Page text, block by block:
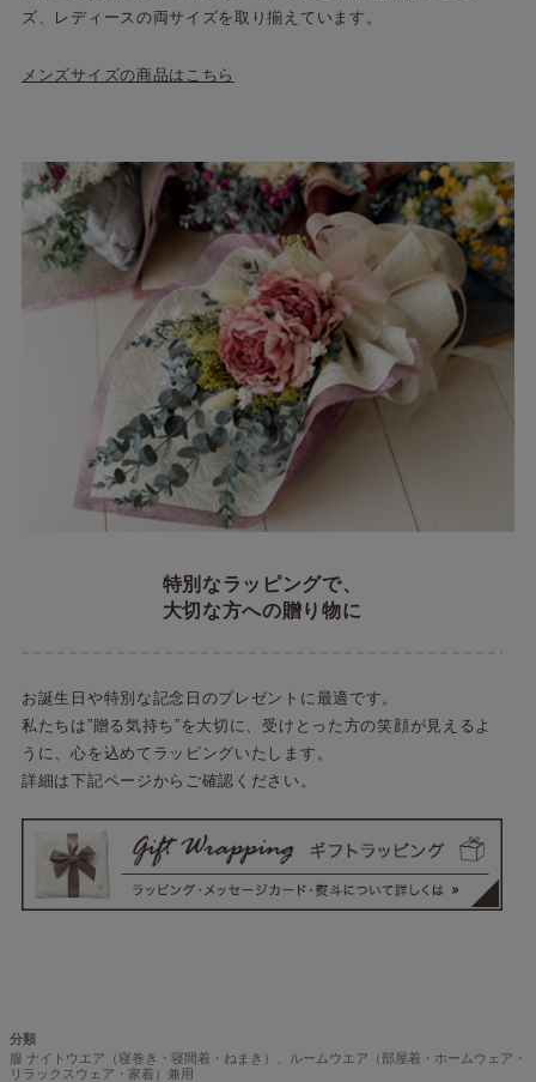
ズ、レディースの両サイズを取り揃えています。
メンズサイズの商品はこちら
特別なラッピングで、
大切な方への贈り物に
お誕生日や特別な記念日のプレゼントに最適です。
私たちは”贈る気持ち”を大切に、受けとった方の笑顔が見えるよ
うに、心を込めてラッピングいたします。
詳細は下記ページからご確認ください。
分類
服 ナイトウエア（寝巻き・寝間着・ねまき）、ルームウエア（部屋着・ホームウェア・
リラックスウェア・家着）兼用